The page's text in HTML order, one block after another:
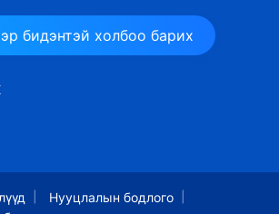
бидэнтэй холбоо барих
Нууцлалын бодлого